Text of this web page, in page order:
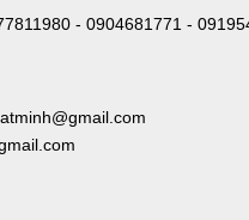
- 0904681771 -